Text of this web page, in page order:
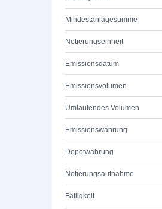
Mindestanlagesumme
Notierungseinheit
Emissionsdatum
Emissionsvolumen
Umlaufendes Volumen
Emissionswährung
Depotwährung
Notierungsaufnahme
Fälligkeit